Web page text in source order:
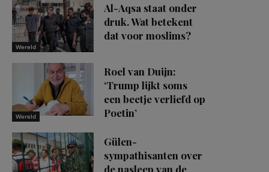
Wereld
Al-Aqsa staat onder
druk. Wat betekent
dat voor moslims?
Wereld
Roel van Duijn:
‘Trump lijkt soms
een beetje verliefd op
Poetin’
Gülen-
sympathisanten over
de nasleep van de